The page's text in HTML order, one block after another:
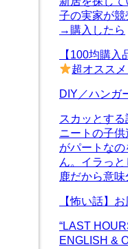
子の実家が競
→購入したら
【100均購
超オスス
DIY／ハンガ
スカッとす
ニートの子
がパートな
ん。イラっ
鹿だから意
【怖い話】
“LAST
ENGLISH &